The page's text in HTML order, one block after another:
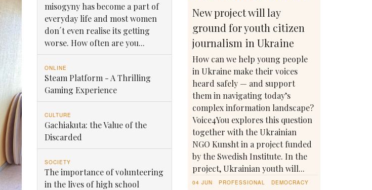
misogyny has become a part of
everyday life and most women
don´t even realise its getting
worse. How often are you...
ONLINE
Steam Platform - A Thrilling
Gaming Experience
CULTURE
Gachiakuta: the Value of the
Discarded
SOCIETY
The importance of volunteering
in the lives of high school
New project will lay
ground for youth citizen
journalism in Ukraine
How can we help young people
in Ukraine make their voices
heard safely — and support
them in navigating today’s
complex information landscape?
Voice4You explores this question
together with the Ukrainian
NGO Kunsht in a project funded
by the Swedish Institute. In the
project, Ukrainian youth will...
04 JUN PROFESSIONAL DEMOCRACY